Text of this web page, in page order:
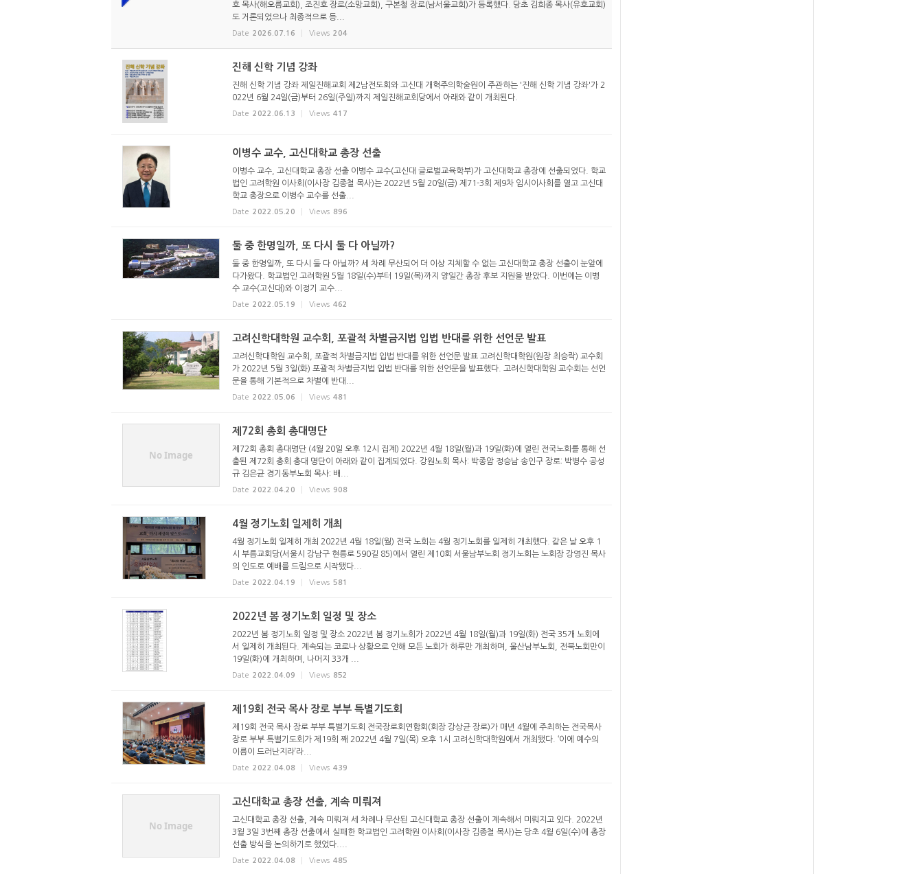
호 목사(해오름교회), 조진호 장로(소망교회), 구본철 장로(남서울교회)가 등록했다. 당초 김희종 목사(유호교회)
도 거론되었으나 최종적으로 등...
Date 2026.07.16 Views 204
진해 신학 기념 강좌
진해 신학 기념 강좌 제일진해교회 제2남전도회와 고신대 개혁주의학술원이 주관하는 '진해 신학 기념 강좌'가 2
022년 6월 24일(금)부터 26일(주일)까지 제일진해교회당에서 아래와 같이 개최된다.
Date 2022.06.13 Views 417
이병수 교수, 고신대학교 총장 선출
이병수 교수, 고신대학교 총장 선출 이병수 교수(고신대 글로벌교육학부)가 고신대학교 총장에 선출되었다. 학교
법인 고려학원 이사회(이사장 김종철 목사)는 2022년 5월 20일(금) 제71-3회 제9차 임시이사회를 열고 고신대
학교 총장으로 이병수 교수를 선출...
Date 2022.05.20 Views 896
둘 중 한명일까, 또 다시 둘 다 아닐까?
둘 중 한명일까, 또 다시 둘 다 아닐까? 세 차례 무산되어 더 이상 지체할 수 없는 고신대학교 총장 선출이 눈앞에
다가왔다. 학교법인 고려학원 5월 18일(수)부터 19일(목)까지 양일간 총장 후보 지원을 받았다. 이번에는 이병
수 교수(고신대)와 이정기 교수...
Date 2022.05.19 Views 462
고려신학대학원 교수회, 포괄적 차별금지법 입법 반대를 위한 선언문 발표
고려신학대학원 교수회, 포괄적 차별금지법 입법 반대를 위한 선언문 발표 고려신학대학원(원장 최승락) 교수회
가 2022년 5월 3일(화) 포괄적 차별금지법 입법 반대를 위한 선언문을 발표했다. 고려신학대학원 교수회는 선언
문을 통해 기본적으로 차별에 반대...
Date 2022.05.06 Views 481
No Image
제72회 총회 총대명단
제72회 총회 총대명단 (4월 20일 오후 12시 집계) 2022년 4월 18일(월)과 19일(화)에 열린 전국노회를 통해 선
출된 제72회 총회 총대 명단이 아래와 같이 집계되었다. 강원노회 목사: 박종암 정승남 송인구 장로: 박병수 공성
규 김은균 경기동부노회 목사: 배...
Date 2022.04.20 Views 908
4월 정기노회 일제히 개최
4월 정기노회 일제히 개최 2022년 4월 18일(월) 전국 노회는 4월 정기노회를 일제히 개최했다. 같은 날 오후 1
시 부름교회당(서울시 강남구 현릉로 590길 85)에서 열린 제10회 서울남부노회 정기노회는 노회장 강영진 목사
의 인도로 예배를 드림으로 시작됐다...
Date 2022.04.19 Views 581
2022년 봄 정기노회 일정 및 장소
2022년 봄 정기노회 일정 및 장소 2022년 봄 정기노회가 2022년 4월 18일(월)과 19일(화) 전국 35개 노회에
서 일제히 개최된다. 계속되는 코로나 상황으로 인해 모든 노회가 하루만 개최하며, 울산남부노회, 전북노회만이
19일(화)에 개최하며, 나머지 33개 ...
Date 2022.04.09 Views 852
제19회 전국 목사 장로 부부 특별기도회
제19회 전국 목사 장로 부부 특별기도회 전국장로회연합회(회장 강상균 장로)가 매년 4월에 주최하는 전국목사
장로 부부 특별기도회가 제19회 째 2022년 4월 7일(목) 오후 1시 고려신학대학원에서 개최됐다. ‘이에 예수의
이름이 드러난지라’라...
Date 2022.04.08 Views 439
No Image
고신대학교 총장 선출, 계속 미뤄져
고신대학교 총장 선출, 계속 미뤄져 세 차례나 무산된 고신대학교 총장 선출이 계속해서 미뤄지고 있다. 2022년
3월 3일 3번째 총장 선출에서 실패한 학교법인 고려학원 이사회(이사장 김종철 목사)는 당초 4월 6일(수)에 총장
선출 방식을 논의하기로 했었다....
Date 2022.04.08 Views 485